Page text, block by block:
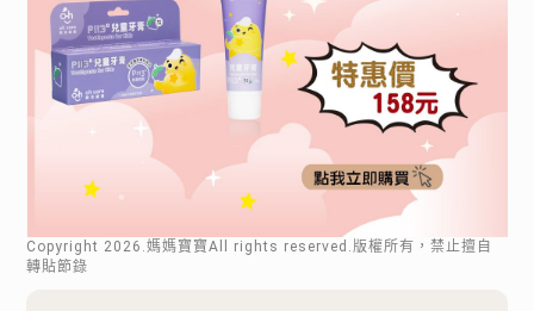
Copyright 2026 .媽媽寶寶All rights reserved.版權所有，禁止擅自
轉貼節錄